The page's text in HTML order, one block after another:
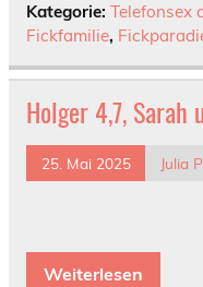
Kategorie: Telefonsex
Fickfamilie,
Holger 4,7, Sarah
25. Mai 2025 Julia
Weiterlesen